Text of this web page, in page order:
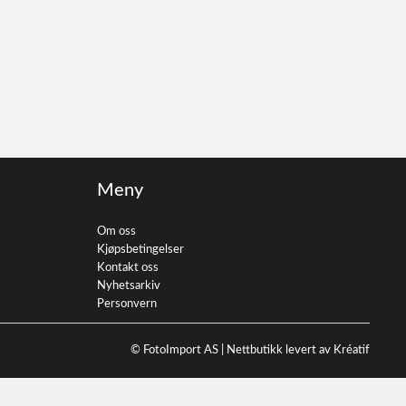
Meny
Om oss
Kjøpsbetingelser
Kontakt oss
Nyhetsarkiv
Personvern
© FotoImport AS | Nettbutikk levert av Kréatif